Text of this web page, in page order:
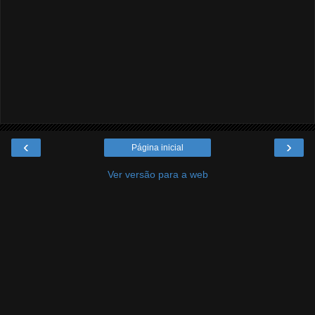
‹ ›
Página inicial
Ver versão para a web